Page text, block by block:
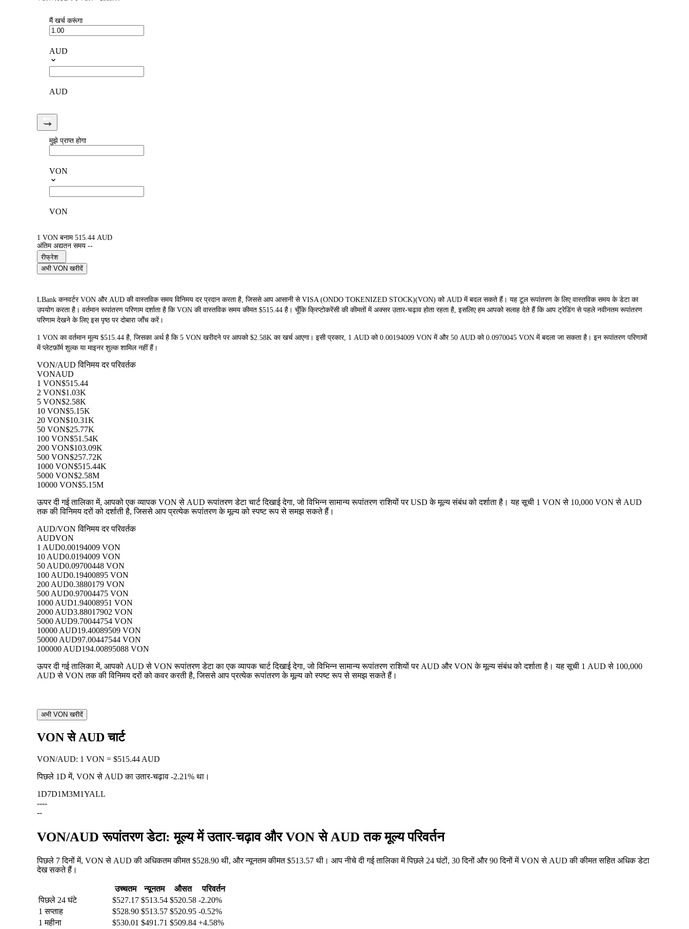
मैं खर्च करूंगा
AUD
AUD
मुझे प्राप्त होगा
VON
VON
1 VON बनाम 515.44 AUD
अंतिम अद्यतन समय --
रीफ्रेश
अभी VON खरीदें
LBank कनवर्टर VON और AUD की वास्तविक समय विनिमय दर प्रदान करता है, जिससे आप आसानी से VISA (ONDO TOKENIZED STOCK)(VON) को AUD में बदल सकते हैं। यह टूल रूपांतरण के लिए वास्तविक समय के डेटा का
उपयोग करता है। वर्तमान रूपांतरण परिणाम दर्शाता है कि VON की वास्तविक समय कीमत $515.44 है। चूँकि क्रिप्टोकरेंसी की कीमतों में अक्सर उतार-चढ़ाव होता रहता है, इसलिए हम आपको सलाह देते हैं कि आप ट्रेडिंग से पहले नवीनतम रूपांतरण
परिणाम देखने के लिए इस पृष्ठ पर दोबारा जाँच करें।
1 VON का वर्तमान मूल्य $515.44 है, जिसका अर्थ है कि 5 VON खरीदने पर आपको $2.58K का खर्च आएगा। इसी प्रकार, 1 AUD को 0.00194009 VON में और 50 AUD को 0.0970045 VON में बदला जा सकता है। इन रूपांतरण परिणामों
में प्लेटफ़ॉर्म शुल्क या माइनर शुल्क शामिल नहीं हैं।
VON/AUD विनिमय दर परिवर्तक
VONAUD
1 VON$515.44
2 VON$1.03K
5 VON$2.58K
10 VON$5.15K
20 VON$10.31K
50 VON$25.77K
100 VON$51.54K
200 VON$103.09K
500 VON$257.72K
1000 VON$515.44K
5000 VON$2.58M
10000 VON$5.15M
ऊपर दी गई तालिका में, आपको एक व्यापक VON से AUD रूपांतरण डेटा चार्ट दिखाई देगा, जो विभिन्न सामान्य रूपांतरण राशियों पर USD के मूल्य संबंध को दर्शाता है। यह सूची 1 VON से 10,000 VON से AUD
तक की विनिमय दरों को दर्शाती है, जिससे आप प्रत्येक रूपांतरण के मूल्य को स्पष्ट रूप से समझ सकते हैं।
AUD/VON विनिमय दर परिवर्तक
AUDVON
1 AUD0.00194009 VON
10 AUD0.0194009 VON
50 AUD0.09700448 VON
100 AUD0.19400895 VON
200 AUD0.3880179 VON
500 AUD0.97004475 VON
1000 AUD1.94008951 VON
2000 AUD3.88017902 VON
5000 AUD9.70044754 VON
10000 AUD19.40089509 VON
50000 AUD97.00447544 VON
100000 AUD194.00895088 VON
ऊपर दी गई तालिका में, आपको AUD से VON रूपांतरण डेटा का एक व्यापक चार्ट दिखाई देगा, जो विभिन्न सामान्य रूपांतरण राशियों पर AUD और VON के मूल्य संबंध को दर्शाता है। यह सूची 1 AUD से 100,000
AUD से VON तक की विनिमय दरों को कवर करती है, जिससे आप प्रत्येक रूपांतरण के मूल्य को स्पष्ट रूप से समझ सकते हैं।
अभी VON खरीदें
VON से AUD चार्ट
VON/AUD: 1 VON = $515.44 AUD
पिछले 1D में, VON से AUD का उतार-चढ़ाव -2.21% था।
1D7D1M3M1YALL
----
--
VON/AUD रूपांतरण डेटा: मूल्य में उतार-चढ़ाव और VON से AUD तक मूल्य परिवर्तन
पिछले 7 दिनों में, VON से AUD की अधिकतम कीमत $528.90 थी, और न्यूनतम कीमत $513.57 थी। आप नीचे दी गई तालिका में पिछले 24 घंटों, 30 दिनों और 90 दिनों में VON से AUD की कीमत सहित अधिक डेटा
देख सकते हैं।
उच्चतम न्यूनतम औसत
परिवर्तन
पिछले 24 घंटे
$527.17 $513.54 $520.58 -2.20%
1 सप्ताह
$528.90 $513.57 $520.95 -0.52%
1 महीना
$530.01 $491.71 $509.84 +4.58%